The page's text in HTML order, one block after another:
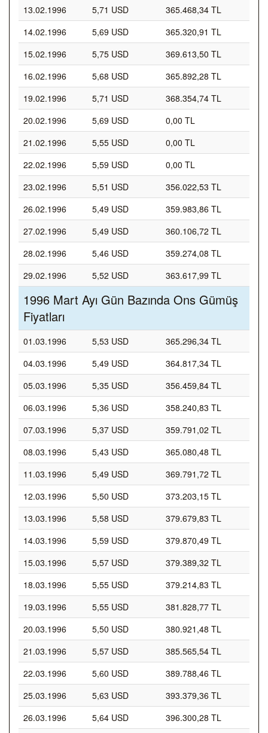
13.02.1996
5,71 USD
365.468,34 TL
14.02.1996
5,69 USD
365.320,91 TL
15.02.1996
5,75 USD
369.613,50 TL
16.02.1996
5,68 USD
365.892,28 TL
19.02.1996
5,71 USD
368.354,74 TL
20.02.1996
5,69 USD
0,00 TL
21.02.1996
5,55 USD
0,00 TL
22.02.1996
5,59 USD
0,00 TL
23.02.1996
5,51 USD
356.022,53 TL
26.02.1996
5,49 USD
359.983,86 TL
27.02.1996
5,49 USD
360.106,72 TL
28.02.1996
5,46 USD
359.274,08 TL
29.02.1996
5,52 USD 363.617,99 TL
1996 Mart Ayı Gün Bazında Ons Gümüş
Fiyatları
01.03.1996 5,53 USD
365.296,34 TL
04.03.1996
5,49 USD
364.817,34 TL
05.03.1996
5,35 USD
356.459,84 TL
06.03.1996
5,36 USD
358.240,83 TL
07.03.1996
5,37 USD
359.791,02 TL
08.03.1996
5,43 USD
365.080,48 TL
11.03.1996
5,49 USD
369.791,72 TL
12.03.1996
5,50 USD
373.203,15 TL
13.03.1996
5,58 USD
379.679,83 TL
14.03.1996
5,59 USD
379.870,49 TL
15.03.1996
5,57 USD
379.389,32 TL
18.03.1996
5,55 USD
379.214,83 TL
19.03.1996
5,55 USD
381.828,77 TL
20.03.1996
5,50 USD
380.921,48 TL
21.03.1996
5,57 USD
385.565,54 TL
22.03.1996
5,60 USD
389.788,46 TL
25.03.1996
5,63 USD
393.379,36 TL
26.03.1996
5,64 USD
396.300,28 TL